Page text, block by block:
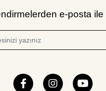
e-posta